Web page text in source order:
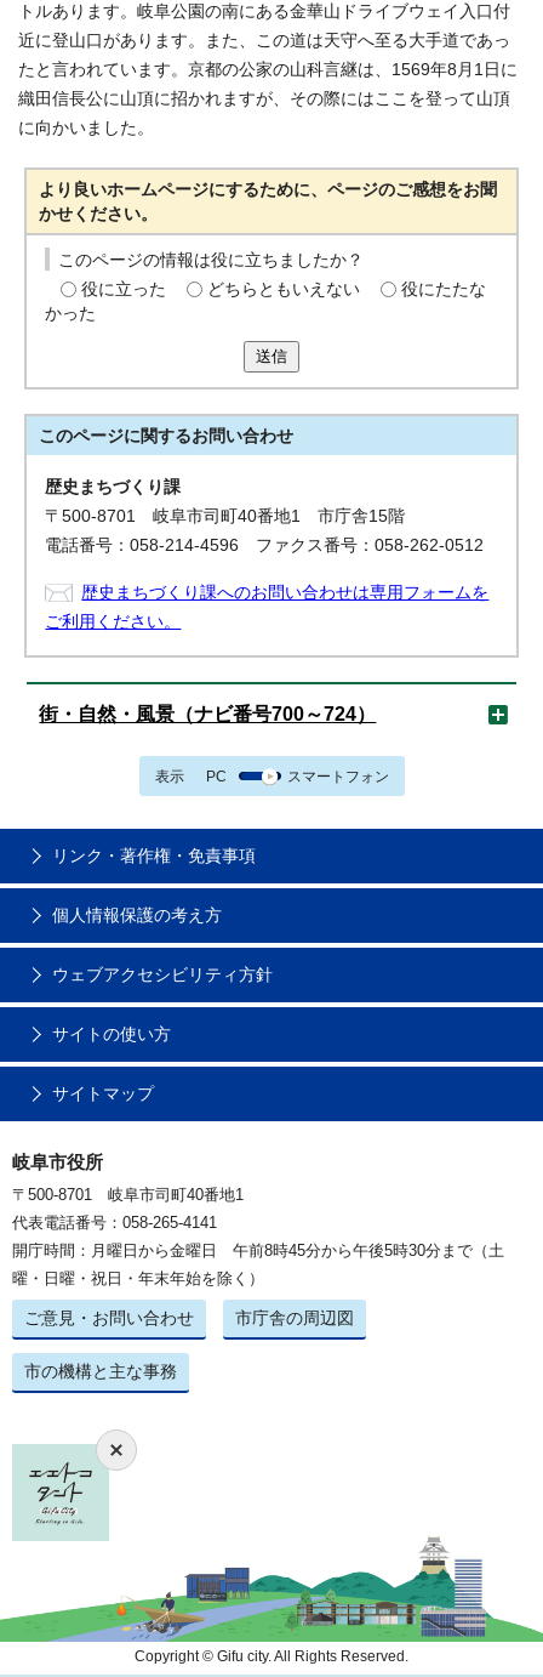
トルあります。岐阜公園の南にある金華山ドライブウェイ入口付
近に登山口があります。また、この道は天守へ至る大手道であっ
たと言われています。京都の公家の山科言継は、1569年8月1日に
織田信長公に山頂に招かれますが、その際にはここを登って山頂
に向かいました。
より良いホームページにするために、ページのご感想をお聞
かせください。
このページの情報は役に立ちましたか？
役に立った
どちらともいえない
役にたたな
かった
送信
このページに関するお問い合わせ
歴史まちづくり課
〒500-8701 岐阜市司町40番地1 市庁舎15階
電話番号：058-214-4596 ファクス番号：058-262-0512
歴史まちづくり課へのお問い合わせは専用フォームを
ご利用ください。
街・自然・風景（ナビ番号700～724）
表示 PC スマートフォン
リンク・著作権・免責事項
個人情報保護の考え方
ウェブアクセシビリティ方針
サイトの使い方
サイトマップ
岐阜市役所
〒500-8701 岐阜市司町40番地1
代表電話番号：058-265-4141
開庁時間：月曜日から金曜日 午前8時45分から午後5時30分まで（土
曜・日曜・祝日・年末年始を除く）
ご意見・お問い合わせ 市庁舎の周辺図
市の機構と主な事務
Copyright © Gifu city. All Rights Reserved.